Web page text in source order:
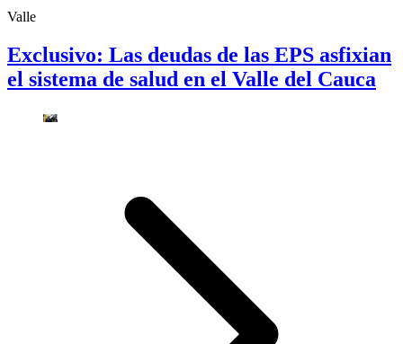
Valle
Exclusivo: Las deudas de las EPS asfixian
el sistema de salud en el Valle del Cauca